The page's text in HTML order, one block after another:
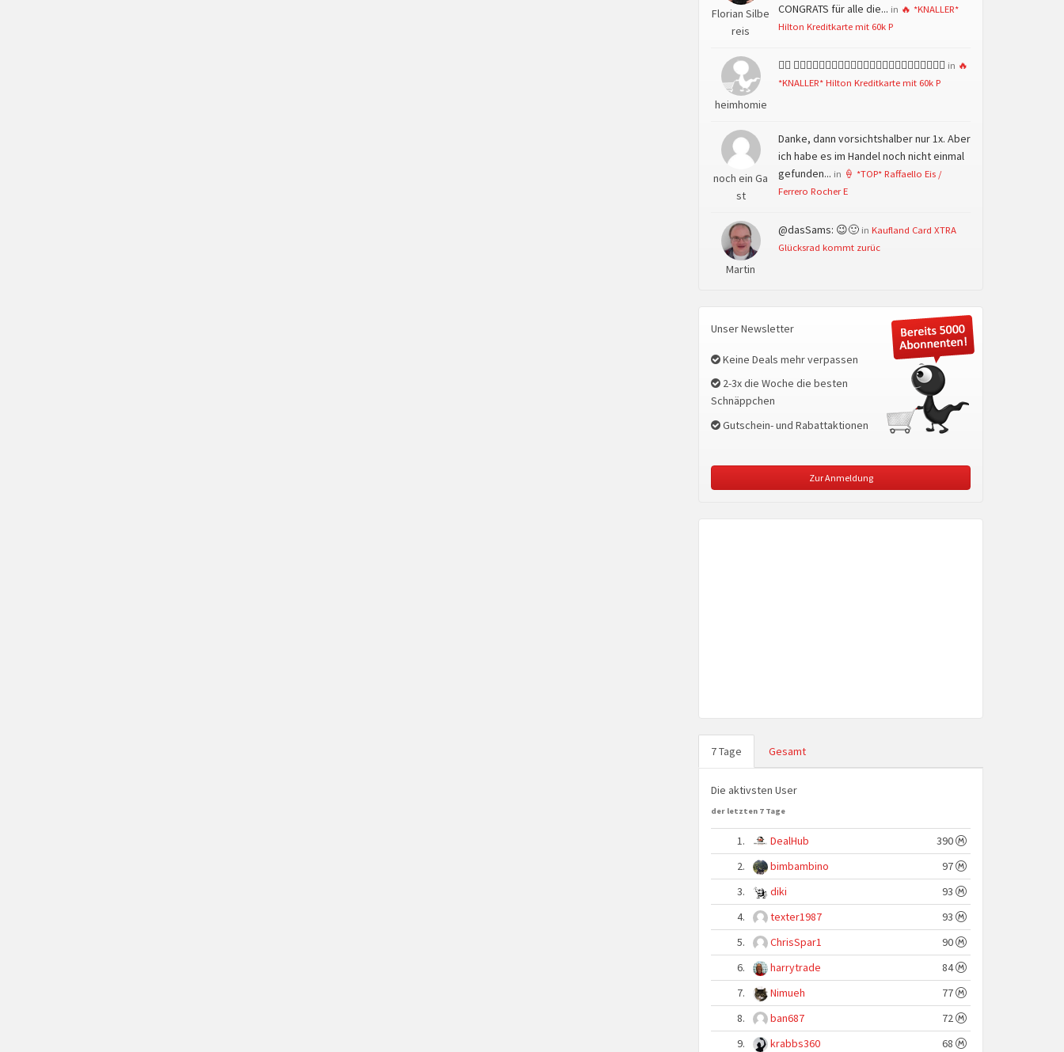
Florian Silbe
reis
CONGRATS für alle die... in 🔥 *KNALLER*
Hilton Kreditkarte mit 60k P
heimhomie
👍🏻 👍🏻👍🏻👍🏻👍🏻👍🏻👍🏻👍🏻👍🏻👍🏻👍🏻👍🏻👍🏻 in 🔥
*KNALLER* Hilton Kreditkarte mit 60k P
noch ein Ga
st
Danke, dann vorsichtshalber nur 1x. Aber
ich habe es im Handel noch nicht einmal
gefunden... in 🍦 *TOP* Raffaello Eis /
Ferrero Rocher E
Martin
@dasSams: 😉🙂 in Kaufland Card XTRA
Glücksrad kommt zurüc
Unser Newsletter
Keine Deals mehr verpassen
2-3x die Woche die besten
Schnäppchen
Gutschein- und Rabattaktionen
Zur Anmeldung
7 Tage Gesamt
Die aktivsten User
der letzten 7 Tage
1. DealHub
390
2.
bimbambino
97
3.
diki
93
4.
texter1987
93
5.
ChrisSpar1
90
6.
harrytrade
84
7.
Nimueh
77
8.
ban687
72
9.
krabbs360 68